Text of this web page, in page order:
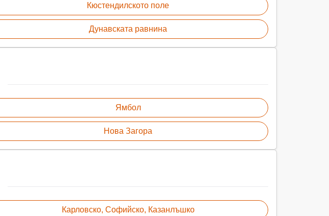
Кюстендилското поле
Дунавската равнина
Ямбол
Нова Загора
Карловско, Софийско, Казанлъшко